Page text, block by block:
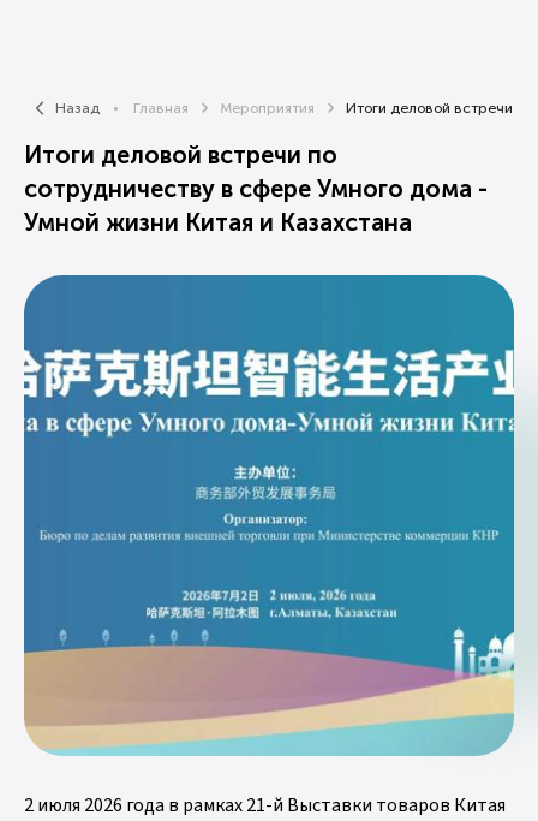
Назад Главная Мероприятия Итоги деловой встречи
Итоги деловой встречи по
сотрудничеству в сфере Умного дома -
Умной жизни Китая и Казахстана
2 июля 2026 года в рамках 21-й Выставки товаров Китая